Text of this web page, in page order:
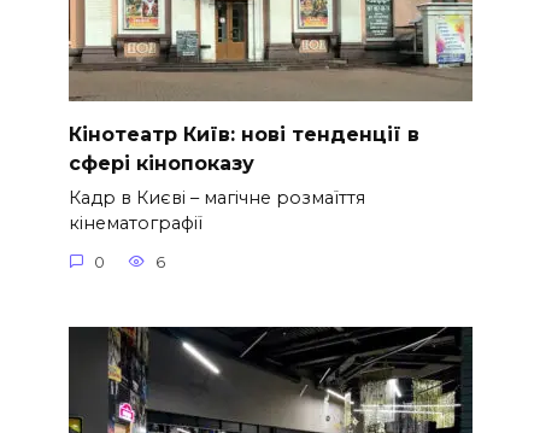
Кінотеатр Київ: нові тенденції в
сфері кінопоказу
Кадр в Києві – магічне розмаїття
кінематографії
0 6